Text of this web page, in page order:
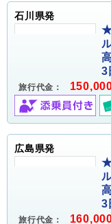
石川県発
★
3
旅行代金：
広島県発
★
3
旅行代金：